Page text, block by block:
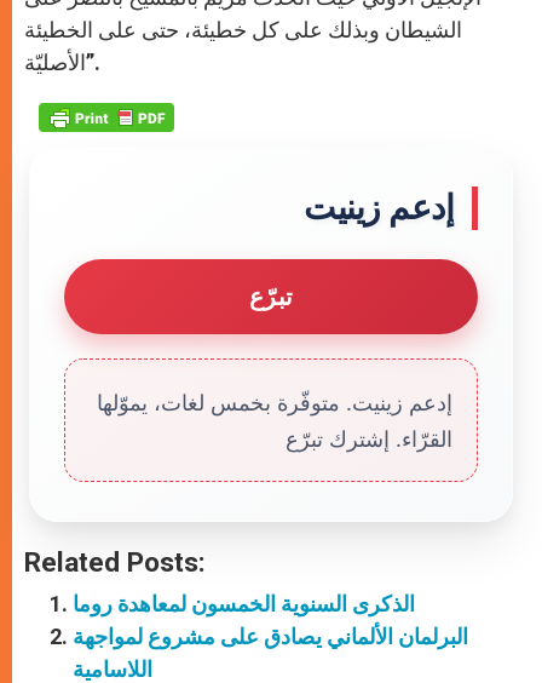
الشيطان وبذلك على كل خطيئة، حتى على الخطيئة
الأصليّة”.
إدعم زينيت
تبرّع
إدعم زينيت. متوفّرة بخمس لغات، يموّلها
القرّاء. إشترك تبرّع
Related Posts:
الذكرى السنوية الخمسون لمعاهدة روما
البرلمان الألماني يصادق على مشروع لمواجهة
اللاسامية